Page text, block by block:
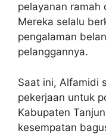
pelayanan ramah
Mereka selalu
pengalaman
pelanggannya.
Saat ini, Alfamidi
pekerjaan untuk
Kabupaten
kesempatan